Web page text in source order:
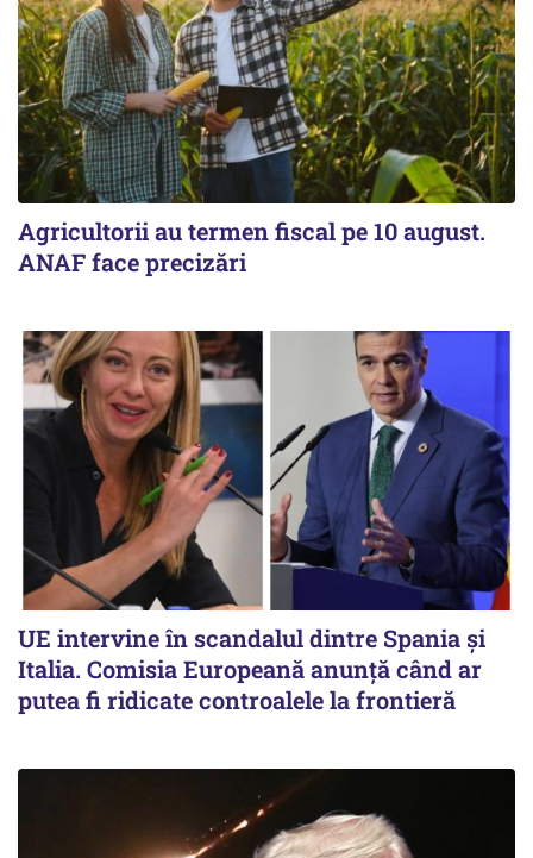
Agricultorii au termen fiscal pe 10 august.
ANAF face precizări
UE intervine în scandalul dintre Spania și
Italia. Comisia Europeană anunță când ar
putea fi ridicate controalele la frontieră